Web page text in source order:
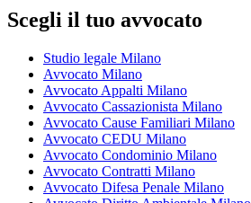
Scegli il tuo avvocato
Studio legale Milano
Avvocato Milano
Avvocato Appalti Milano
Avvocato Cassazionista Milano
Avvocato Cause Familiari Milano
Avvocato CEDU Milano
Avvocato Condominio Milano
Avvocato Contratti Milano
Avvocato Difesa Penale Milano